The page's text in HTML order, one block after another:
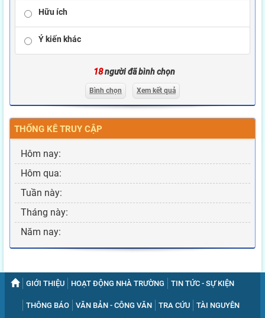
Hữu ích
Ý kiến khác
18người đã bình chọn
Bình chọn Xem kết quả
THỐNG KÊ TRUY CẬP
Hôm nay:
Hôm qua:
Tuần này:
Tháng này:
Năm nay:
GIỚI THIỆU HOẠT ĐỘNG NHÀ TRƯỜNG TIN TỨC - SỰ KIỆN
THÔNG BÁO VĂN BẢN - CÔNG VĂN TRA CỨU TÀI NGUYÊN